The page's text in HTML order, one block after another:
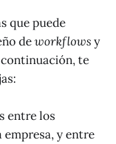
que puede
deworkflowsy
te
entre los
y entre